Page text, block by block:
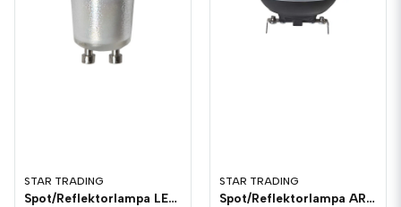
STAR TRADING
Spot/Reflektorlampa LED 230lm GU10 2700K Dim
STAR TRADING
Spot/Reflektorlampa AR111 LED 1000lm G53 3000K Dim